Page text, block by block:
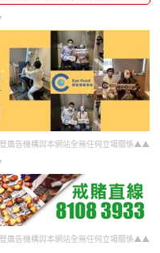
廣告機構與本網站全無任何立場關係▲▲
廣告機構與本網站全無任何立場關係▲▲